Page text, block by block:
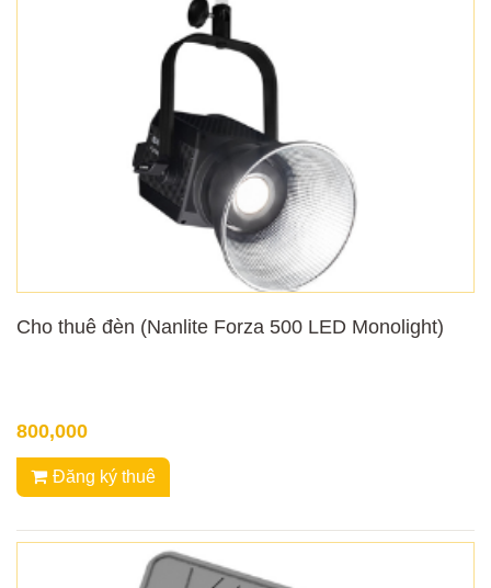
Cho thuê đèn (Nanlite Forza 500 LED Monolight)
800,000
Đăng ký thuê